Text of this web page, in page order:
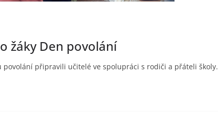
žáky Den povolání
povolání připravili učitelé ve spolupráci s rodiči a přáteli školy.